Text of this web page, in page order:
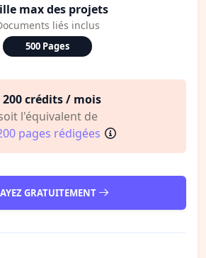
max des projets
liés inclus
500 Pages
200 crédits / mois
l'équivalent de
pages rédigées
GRATUITEMENT